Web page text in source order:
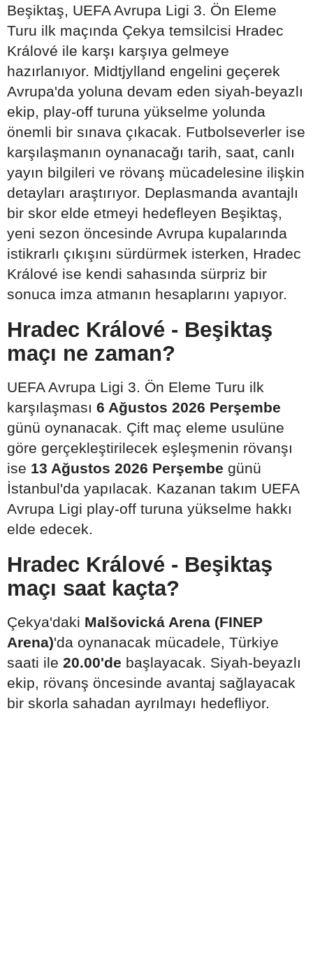
Beşiktaş, UEFA Avrupa Ligi 3. Ön Eleme
Turu ilk maçında Çekya temsilcisi Hradec
Králové ile karşı karşıya gelmeye
hazırlanıyor. Midtjylland engelini geçerek
Avrupa'da yoluna devam eden siyah-beyazlı
ekip, play-off turuna yükselme yolunda
önemli bir sınava çıkacak. Futbolseverler ise
karşılaşmanın oynanacağı tarih, saat, canlı
yayın bilgileri ve rövanş mücadelesine ilişkin
detayları araştırıyor. Deplasmanda avantajlı
bir skor elde etmeyi hedefleyen Beşiktaş,
yeni sezon öncesinde Avrupa kupalarında
istikrarlı çıkışını sürdürmek isterken, Hradec
Králové ise kendi sahasında sürpriz bir
sonuca imza atmanın hesaplarını yapıyor.
Hradec Králové - Beşiktaş
maçı ne zaman?
UEFA Avrupa Ligi 3. Ön Eleme Turu ilk
karşılaşması 6 Ağustos 2026 Perşembe
günü oynanacak. Çift maç eleme usulüne
göre gerçekleştirilecek eşleşmenin rövanşı
ise 13 Ağustos 2026 Perşembe günü
İstanbul'da yapılacak. Kazanan takım UEFA
Avrupa Ligi play-off turuna yükselme hakkı
elde edecek.
Hradec Králové - Beşiktaş
maçı saat kaçta?
Çekya'daki Malšovická Arena (FINEP
Arena)'da oynanacak mücadele, Türkiye
saati ile 20.00'de başlayacak. Siyah-beyazlı
ekip, rövanş öncesinde avantaj sağlayacak
bir skorla sahadan ayrılmayı hedefliyor.